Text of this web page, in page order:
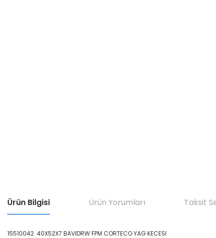
Ürün Bilgisi Ürün Yorumları Taksit
15510042 40X52X7 BAVIDRW FPM CORTECO YAG KECESI